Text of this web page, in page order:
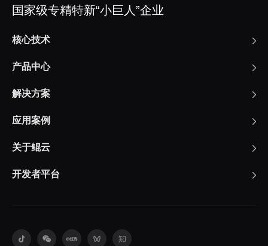
国家级专精特新“小巨人”企业
核心技术
产品中心
解决方案
应用案例
关于鲲云
开发者平台